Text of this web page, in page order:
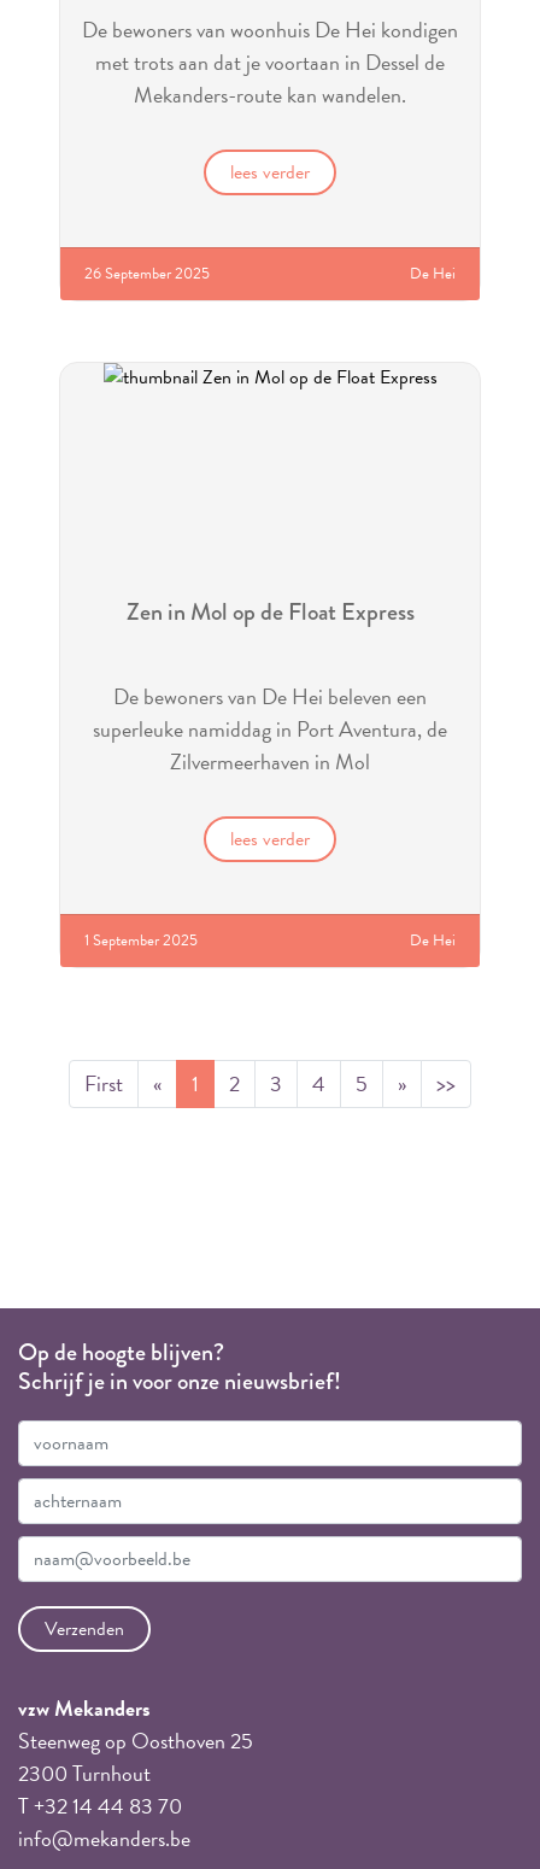
De bewoners van woonhuis De Hei kondigen
met trots aan dat je voortaan in Dessel de
Mekanders-route kan wandelen.
lees verder
26 September 2025 De Hei
Zen in Mol op de Float Express
De bewoners van De Hei beleven een
superleuke namiddag in Port Aventura, de
Zilvermeerhaven in Mol
lees verder
1 September 2025 De Hei
First « 1 2 3 4 5 » >>
Op de hoogte blijven?
Schrijf je in voor onze nieuwsbrief!
vzw Mekanders
Steenweg op Oosthoven 25
2300 Turnhout
T +32 14 44 83 70
info@mekanders.be